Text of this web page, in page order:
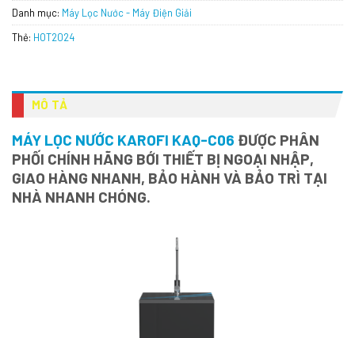
Danh mục: Máy Lọc Nước - Máy Điện Giải
Thẻ: HOT2024
MÔ TẢ
MÁY LỌC NƯỚC KAROFI KAQ-C06 ĐƯỢC PHÂN
PHỐI CHÍNH HÃNG BỚI THIẾT BỊ NGOẠI NHẬP,
GIAO HÀNG NHANH, BẢO HÀNH VÀ BẢO TRÌ TẠI
NHÀ NHANH CHÓNG.